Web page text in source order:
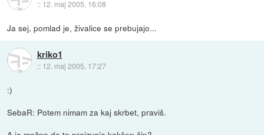
:: 12. maj 2005, 16:08
Ja sej, pomlad je, živalice se prebujajo...
kriko1
:: 12. maj 2005, 17:27
:)
SebaR: Potem nimam za kaj skrbet, praviš.